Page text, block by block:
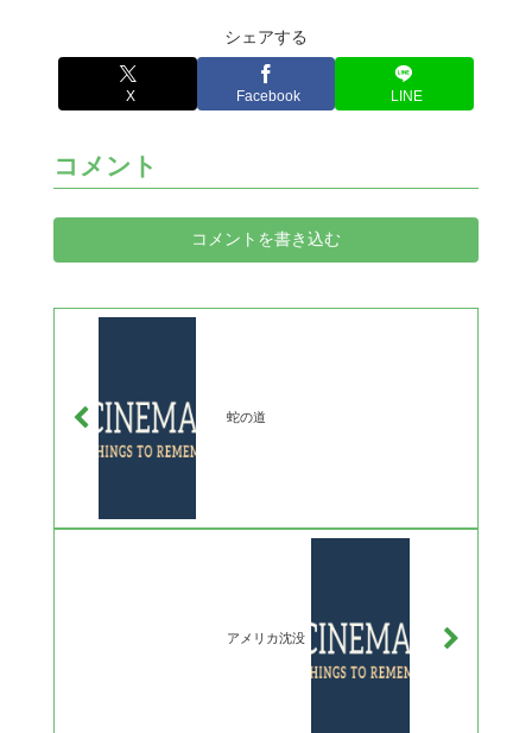
シェアする
X Facebook LINE
コメント
コメントを書き込む
蛇の道
アメリカ沈没